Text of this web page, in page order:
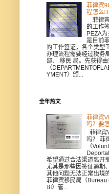
菲律宾
程怎么
菲律
的工作
PEZA
是目前
的工作签证，各个类型
办理流程需要经过税务
部、 移民 局。先获得
（
YMENT）颁...
全年热文
菲律宾
吗？要
菲律宾
吗？ 菲
（
希望通过合法渠道离开
尤其是那些因签证逾期
其他问题无法正常出境
菲律宾移民局（Bureau
BI）管...